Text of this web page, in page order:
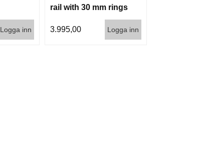
Logga inn
rail with 30 mm rings
3.995,00
Logga inn